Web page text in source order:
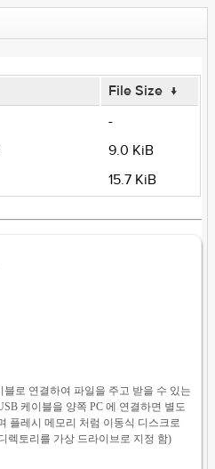
File Size ↓
-
9.0 KiB
15.7 KiB
블로 연결하여 파일을 주고 받을 수 있는
케이블을 양쪽 PC 에 연결하면 별도
플레시 메모리 처럼 이동식 디스크로
렉토리를 가상 드라이브로 지정 함)